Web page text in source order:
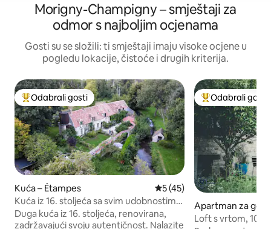
Morigny-Champigny – smještaji za
odmor s najboljim ocjenama
Gosti su se složili: ti smještaji imaju visoke ocjene u
pogledu lokacije, čistoće i drugih kriterija.
Među najviše rangiranima s oznakom „Odabrali gosti”
Odabrali gosti
Kuća – Étampes Prosječna ocjena: 5/5,
5 (45)
Kuća iz 16. stoljeća sa svim udobnostima,
veliki vrt
Duga kuća iz 16. stoljeća, renovirana,
zadržavajući svoju autentičnost. Nalazite
Među najviše
Odabrali gosti
Apartman za
École
Loft s vrtom, 10